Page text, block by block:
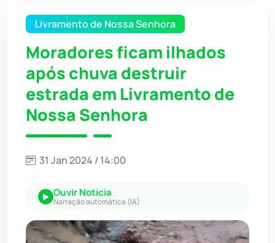
Livramento de Nossa Senhora
Moradores ficam ilhados
após chuva destruir
estrada em Livramento de
Nossa Senhora
31 Jan 2024 / 14:00
Ouvir Notícia
Narração automática (IA)